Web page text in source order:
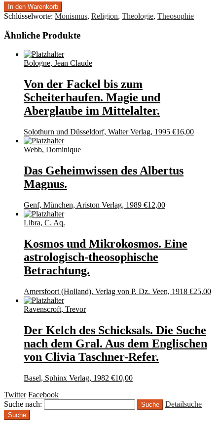
In den Warenkorb
Schlüsselworte: Monismus, Religion, Theologie, Theosophie
Ähnliche Produkte
Bologne, Jean Claude
Von der Fackel bis zum
Scheiterhaufen. Magie und
Aberglaube im Mittelalter.
Solothurn und Düsseldorf, Walter Verlag, 1995 €16,00
Webb, Dominique
Das Geheimwissen des Albertus
Magnus.
Genf, München, Ariston Verlag, 1989 €12,00
Libra, C. Aq.
Kosmos und Mikrokosmos. Eine
astrologisch-theosophische
Betrachtung.
Amersfoort (Holland), Verlag von P. Dz. Veen, 1918 €25,00
Ravenscroft, Trevor
Der Kelch des Schicksals. Die Suche
nach dem Gral. Aus dem Englischen
von Clivia Taschner-Refer.
Basel, Sphinx Verlag, 1982 €10,00
Twitter Facebook
Suche nach:
Detailsuche
Suche